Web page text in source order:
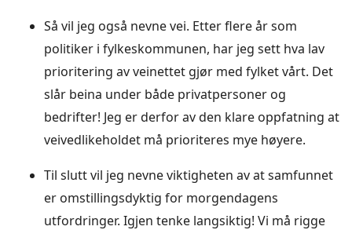
Så vil jeg også nevne vei. Etter flere år som
politiker i fylkeskommunen, har jeg sett hva lav
prioritering av veinettet gjør med fylket vårt. Det
slår beina under både privatpersoner og
bedrifter! Jeg er derfor av den klare oppfatning at
veivedlikeholdet må prioriteres mye høyere.
Til slutt vil jeg nevne viktigheten av at samfunnet
er omstillingsdyktig for morgendagens
utfordringer. Igjen tenke langsiktig! Vi må rigge